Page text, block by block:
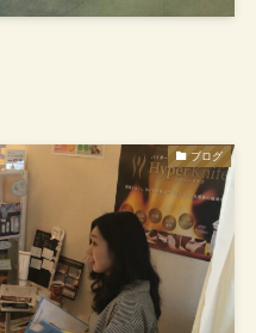
ブログ